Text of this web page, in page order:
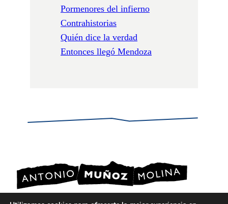
Pormenores del infierno
Contrahistorias
Quién dice la verdad
Entonces llegó Mendoza